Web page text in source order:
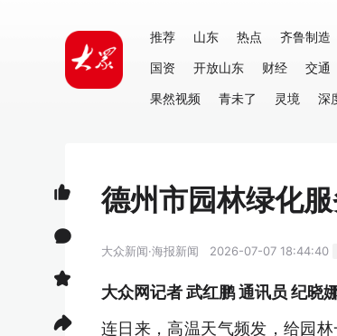
推荐 山东 热点 齐鲁制造
国资
开放山东 财经 交通
果然视频
青未了 灵境 深
德州市园林绿化
大众新闻·海报新闻 2026-07-07 18:44:40
大众网记者 武红鹏 通讯员 纪晓
连日来，高温天气频发，给园